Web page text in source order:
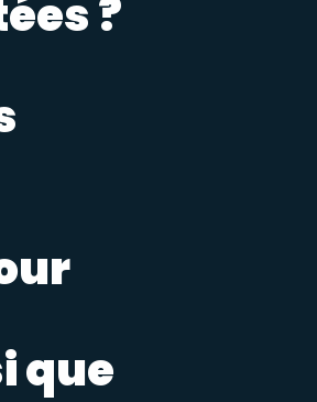
?
que